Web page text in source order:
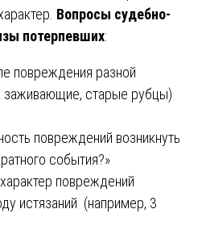
Вопросы судебно-
потерпевших:
повреждения разной
заживающие, старые рубцы)
повреждений возникнуть
события?»
повреждений
истязаний (например, 3